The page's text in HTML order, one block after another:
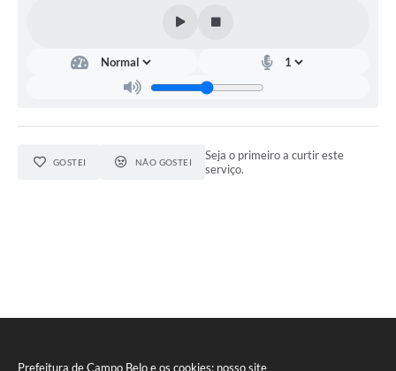
Prefeitura de Campo Belo e os cookies: nosso site
GOSTEI NÃO GOSTEI
Seja o primeiro a curtir este
serviço.